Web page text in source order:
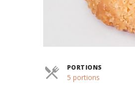
PORTIONS
5 portions